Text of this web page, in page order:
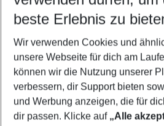
5-8 Nächte
2 Erwachsene Keine Kinder
Mehr Filter
beste Erlebnis zu
Wir verwenden Cookies und
unsere Webseite für dich am
können wir die Nutzung unserer
verbessern, dir Support bieten
und Werbung anzeigen, die für
dir passen. Klicke auf „Alle